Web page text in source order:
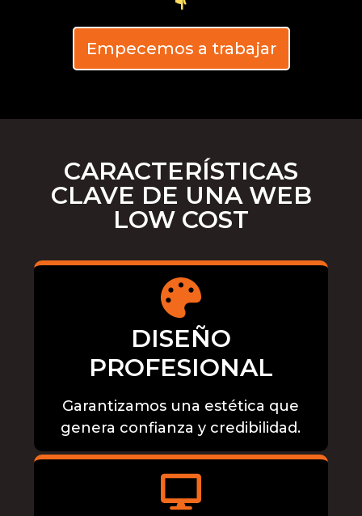
Empecemos a trabajar
CARACTERÍSTICAS
CLAVE DE UNA WEB
LOW COST
DISEÑO
PROFESIONAL
Garantizamos una estética que
genera confianza y credibilidad.